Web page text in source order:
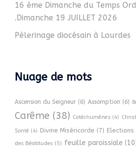
16 ème Dimanche du Temps
.Dimanche 19 JUILLET 2026
Pèlerinage diocésain à Lourdes
Nuage de mots
Ascension du Seigneur (6) Assomption (6)
Carême (38) Catéchumènes (4)
Santé (4) Divine Miséricorde (7) Elections
des Béatitudes (5) feuille paroissiale